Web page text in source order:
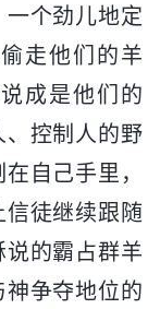
个劲儿地定
走他们的羊
成是他们的
控制人的野
自己手里，
徒继续跟随
的霸占群羊
争夺地位的